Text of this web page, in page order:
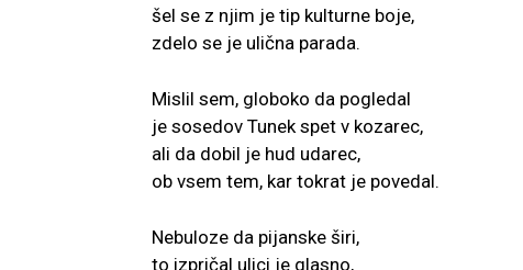
šel se z njim je tip kulturne boje,
zdelo se je ulična parada.
Mislil sem, globoko da pogledal
je sosedov Tunek spet v kozarec,
ali da dobil je hud udarec,
ob vsem tem, kar tokrat je povedal.
Nebuloze da pijanske širi,
to izpričal ulici je glasno,